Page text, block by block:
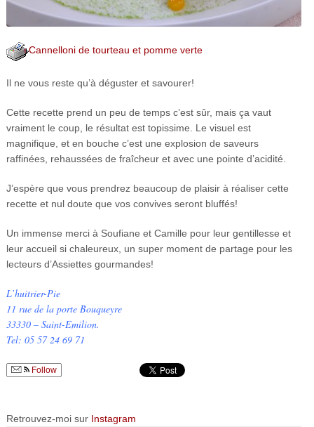
Cannelloni de tourteau et pomme verte
Il ne vous reste qu’à déguster et savourer!
Cette recette prend un peu de temps c’est sûr, mais ça vaut
vraiment le coup, le résultat est topissime. Le visuel est
magnifique, et en bouche c’est une explosion de saveurs
raffinées, rehaussées de fraîcheur et avec une pointe d’acidité.
J’espère que vous prendrez beaucoup de plaisir à réaliser cette
recette et nul doute que vos convives seront bluffés!
Un immense merci à Soufiane et Camille pour leur gentillesse et
leur accueil si chaleureux, un super moment de partage pour les
lecteurs d’Assiettes gourmandes!
L’huitrier-Pie
11 rue de la porte Bouqueyre
33330 – Saint-Emilion.
Tel: 05 57 24 69 71
Follow
Retrouvez-moi sur Instagram